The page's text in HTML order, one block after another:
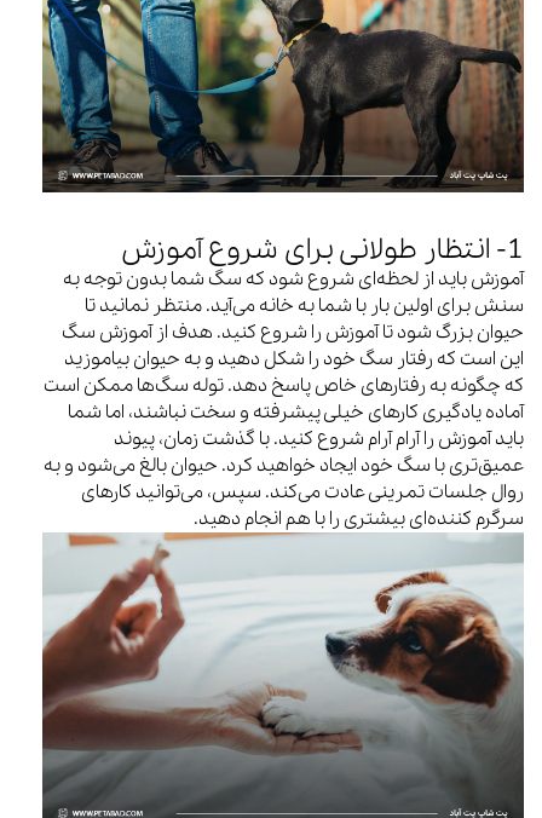
1- انتظار طولانی برای شروع آموزش
آموزش باید از لحظه‌ای شروع شود که سگ شما بدون توجه به
سنش برای اولین بار با شما به خانه می‌آید. منتظر نمانید تا
حیوان بزرگ شود تا آموزش را شروع کنید. هدف از آموزش سگ
این است که رفتار سگ خود را شکل دهید و به حیوان بیاموزید
که چگونه به رفتارهای خاص پاسخ دهد. توله سگ‌ها ممکن است
آماده یادگیری کارهای خیلی پیشرفته و سخت نباشند، اما شما
باید آموزش را آرام آرام شروع کنید. با گذشت زمان، پیوند
عمیق‌تری با سگ خود ایجاد خواهید کرد. حیوان بالغ می‌شود و به
روال جلسات تمرینی عادت می‌کند. سپس، می‌توانید کارهای
سرگرم کننده‌ای بیشتری را با هم انجام دهید.